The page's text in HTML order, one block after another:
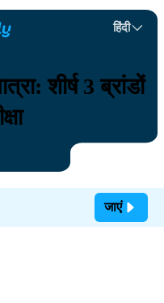
हिंदी
शीर्ष 3 ब्रांडों
जाएं